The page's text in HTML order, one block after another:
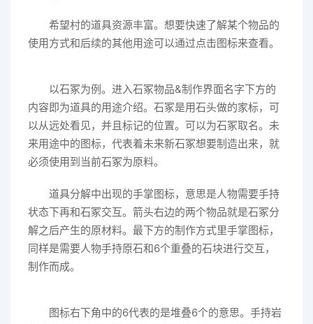
希望村的道具资源丰富。想要快速了解某个物品的
使用方式和后续的其他用途可以通过点击图标来查看。
以石冢为例。进入石冢物品&制作界面名字下方的
内容即为道具的用途介绍。石冢是用石头做的家标，可
以从远处看见，并且标记的位置。可以为石冢取名。未
来用途中的图标，代表着未来新石冢想要制造出来，就
必须使用到当前石冢为原料。
道具分解中出现的手掌图标，意思是人物需要手持
状态下再和石冢交互。箭头右边的两个物品就是石冢分
解之后产生的原材料。最下方的制作方式里手掌图标，
同样是需要人物手持原石和6个重叠的石块进行交互，
制作而成。
图标右下角中的6代表的是堆叠6个的意思。手持岩